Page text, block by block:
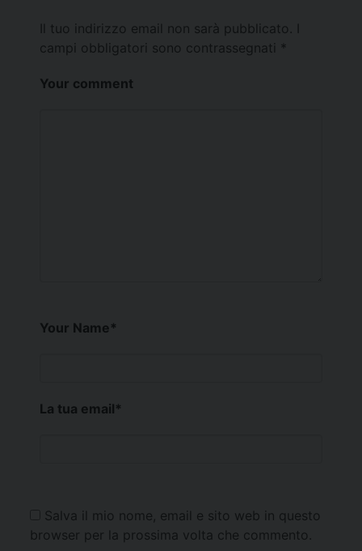
Il tuo indirizzo email non sarà pubblicato.
campi obbligatori sono contrassegnati *
Your comment
Your Name*
La tua email*
Salva il mio nome, email e sito web in questo
browser per la prossima volta che commento.